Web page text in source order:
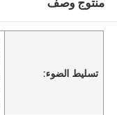
تسليط الضوء: